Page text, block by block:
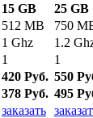
15 GB 25 GB
512 MB 750
1 Ghz 1.2
1 1
420 Руб. 550
378 Руб. 495
заказать